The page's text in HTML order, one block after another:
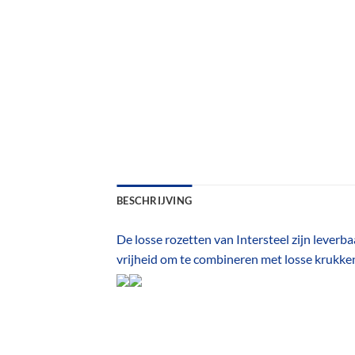
BESCHRIJVING
De losse rozetten van Intersteel zijn
vrijheid om te combineren met losse